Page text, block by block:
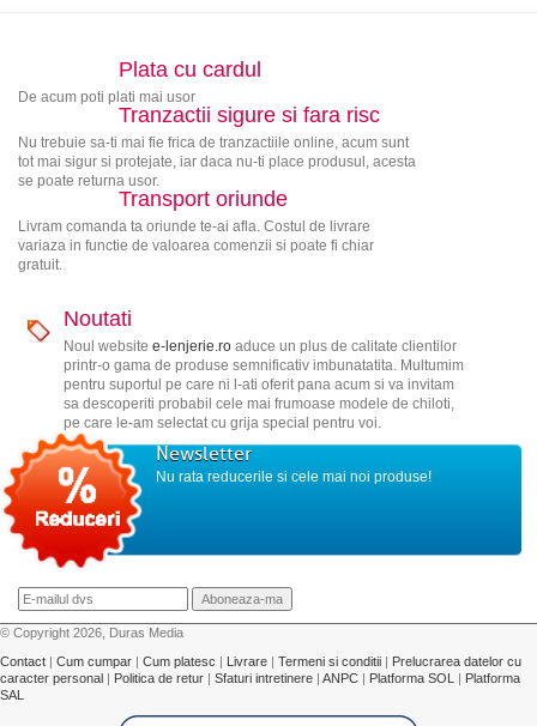
Plata cu cardul
De acum poti plati mai usor
Tranzactii sigure si fara risc
Nu trebuie sa-ti mai fie frica de tranzactiile online, acum sunt
tot mai sigur si protejate, iar daca nu-ti place produsul, acesta
se poate returna usor.
Transport oriunde
Livram comanda ta oriunde te-ai afla. Costul de livrare
variaza in functie de valoarea comenzii si poate fi chiar
gratuit.
Noutati
Noul website e-lenjerie.roaduce un plus de calitate clientilor
printr-o gama de produse semnificativ imbunatatita. Multumim
pentru suportul pe care ni l-ati oferit pana acum si va invitam
sa descoperiti probabil cele mai frumoase modele de chiloti,
pe care le-am selectat cu grija special pentru voi.
Newsletter
Nu rata reducerile si cele mai noi produse!
© Copyright 2026, Duras Media
Contact | Cum cumpar | Cum platesc | Livrare | Termeni si conditii | Prelucrarea datelor cu
caracter personal | Politica de retur | Sfaturi intretinere | ANPC | Platforma SOL | Platforma
SAL